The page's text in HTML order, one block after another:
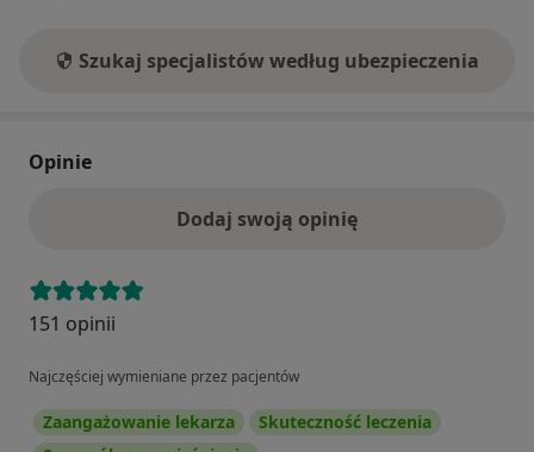
Szukaj specjalistów według ubezpieczenia
Opinie
Dodaj swoją opinię
151 opinii
Najczęściej wymieniane przez pacjentów
Zaangażowanie lekarza
Skuteczność leczenia